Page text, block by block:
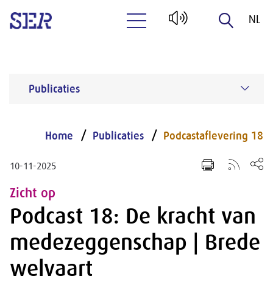
NL
Publicaties
Home Publicaties Podcastaflevering 18
10-11-2025
Zicht op
Podcast 18: De kracht van
medezeggenschap | Brede
welvaart